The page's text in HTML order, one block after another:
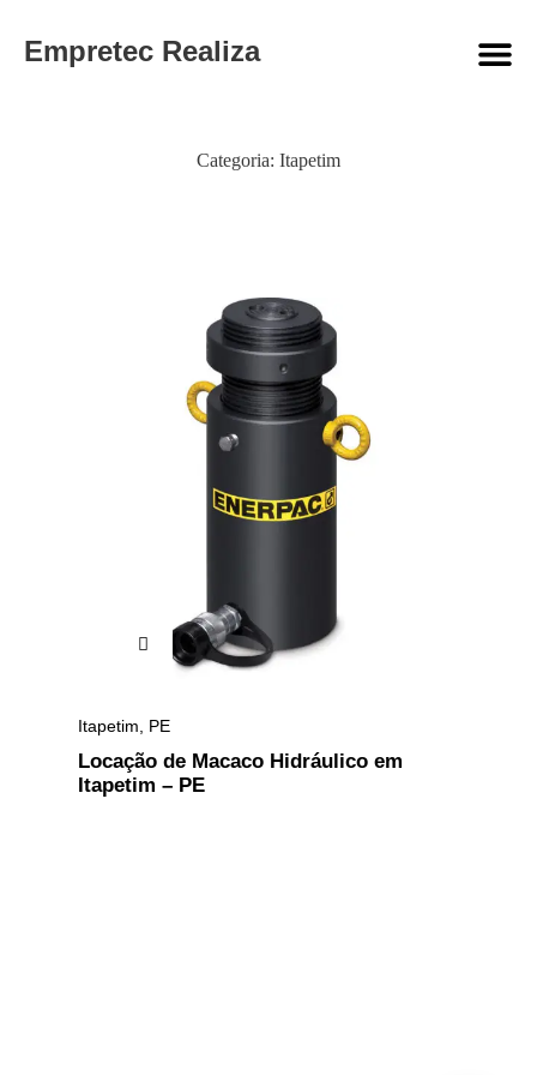
Empretec Realiza
Categoria: Itapetim
Itapetim PE
Locação de Macaco Hidráulico em
Itapetim – PE